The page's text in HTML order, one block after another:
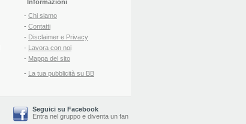
Informazioni
- Chi siamo
- Contatti
- Disclaimer e Privacy
- Lavora con noi
- Mappa del sito
- La tua pubblicità su BB
Seguici su Facebook
Entra nel gruppo e diventa un fan